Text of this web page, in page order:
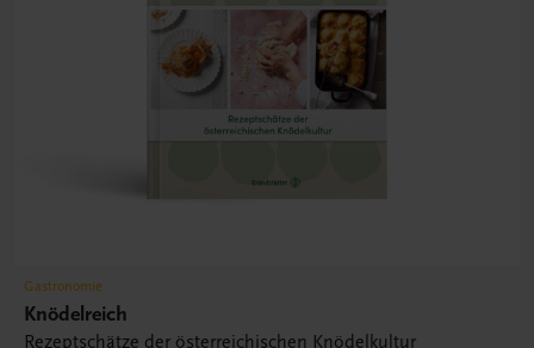
Gastronomie
Knödelreich
Rezeptschätze der österreichischen Knödelkultur